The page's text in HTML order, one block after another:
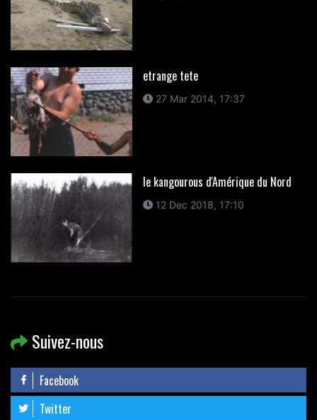
etrange tete
27 Mar 2014, 17:37
le kangourous d'Amérique du Nord
12 Dec 2018, 17:10
Suivez-nous
Facebook
Twitter